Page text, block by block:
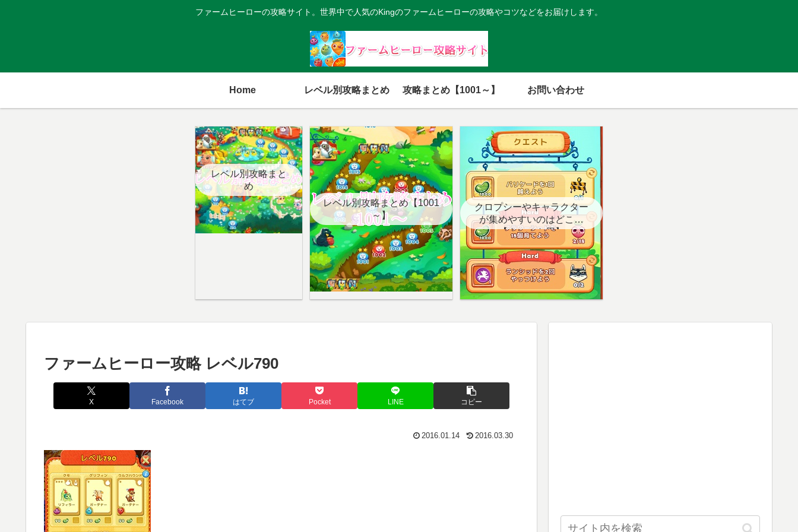
ファームヒーローの攻略サイト。世界中で人気のKingのファームヒーローの攻略やコツなどをお届けします。
Home レベル別攻略まとめ 攻略まとめ【1001～】 お問い合わせ
レベル別攻略まと
め
レベル別攻略まとめ【1001
～】
クロプシーやキャラクター
が集めやすいのはどこ？
【クエスト用】
ファームヒーロー攻略 レベル790
X Facebook はてブ Pocket LINE コピー
2016.01.14 2016.03.30